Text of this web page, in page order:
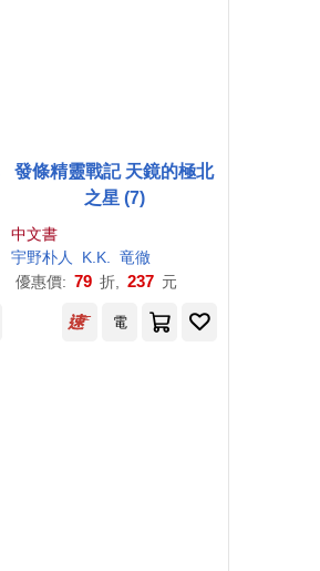
竜徹/插畫
K.K.
發條精靈戰記 天鏡的極北
之星 (7)
中文書
宇野朴人 K.K.
竜徹
優惠價: 79 折, 237 元
電